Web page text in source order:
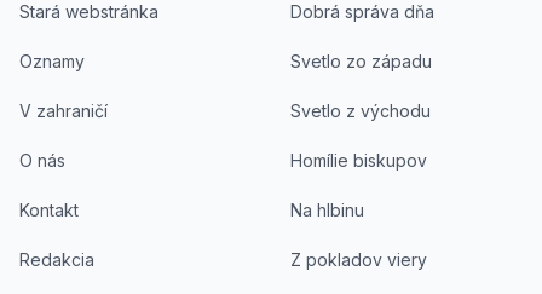
Stará webstránka
Oznamy
V zahraničí
O nás
Kontakt
Redakcia
Dobrá správa dňa
Svetlo zo západu
Svetlo z východu
Homílie biskupov
Na hlbinu
Z pokladov viery